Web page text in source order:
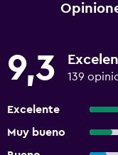
9,3 139
Excelente
Muy bueno